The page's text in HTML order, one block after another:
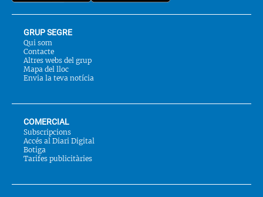
GRUP SEGRE
Qui som
Contacte
Altres webs del grup
Mapa del lloc
Envia la teva notícia
COMERCIAL
Subscripcions
Accés al Diari Digital
Botiga
Tarifes publicitàries